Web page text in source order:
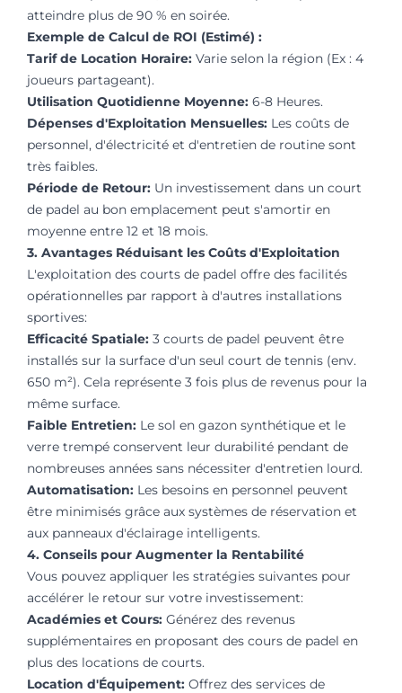
atteindre plus de 90 % en soirée.
Exemple de Calcul de ROI (Estimé) :
Tarif de Location Horaire: Varie selon la région (Ex : 4
joueurs partageant).
Utilisation Quotidienne Moyenne: 6-8 Heures.
Dépenses d'Exploitation Mensuelles: Les coûts de
personnel, d'électricité et d'entretien de routine sont
très faibles.
Période de Retour: Un investissement dans un court
de padel au bon emplacement peut s'amortir en
moyenne entre 12 et 18 mois.
3. Avantages Réduisant les Coûts d'Exploitation
L'exploitation des courts de padel offre des facilités
opérationnelles par rapport à d'autres installations
sportives:
Efficacité Spatiale: 3 courts de padel peuvent être
installés sur la surface d'un seul court de tennis (env.
650 m²). Cela représente 3 fois plus de revenus pour la
même surface.
Faible Entretien: Le sol en gazon synthétique et le
verre trempé conservent leur durabilité pendant de
nombreuses années sans nécessiter d'entretien lourd.
Automatisation: Les besoins en personnel peuvent
être minimisés grâce aux systèmes de réservation et
aux panneaux d'éclairage intelligents.
4. Conseils pour Augmenter la Rentabilité
Vous pouvez appliquer les stratégies suivantes pour
accélérer le retour sur votre investissement:
Académies et Cours: Générez des revenus
supplémentaires en proposant des cours de padel en
plus des locations de courts.
Location d'Équipement: Offrez des services de